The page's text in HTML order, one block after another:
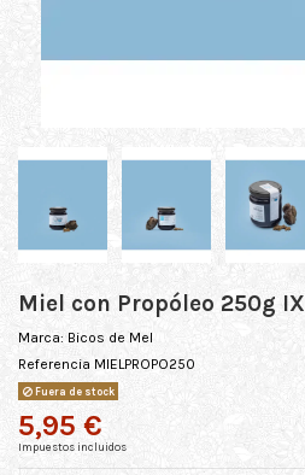
Miel con Propóleo 250g
Marca: Bicos de Mel
Referencia MIELPROPO250
Fuera de stock
5,95 €
Impuestos incluidos